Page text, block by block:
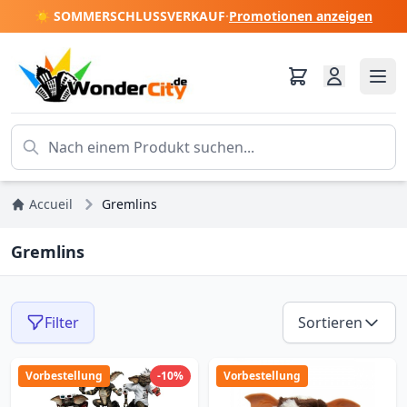
☀️ SOMMERSCHLUSSVERKAUF·Promotionen anzeigen
Accueil Gremlins
Gremlins
Filter Sortieren
-10%
Vorbestellung Vorbestellung